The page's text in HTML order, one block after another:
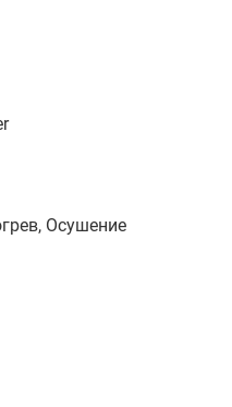
Осушение